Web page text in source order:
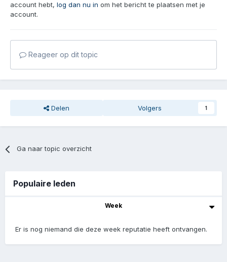
account hebt, log dan nu in om het bericht te plaatsen met je
account.
Reageer op dit topic
Delen Volgers 1
Ga naar topic overzicht
Populaire leden
Week
Er is nog niemand die deze week reputatie heeft ontvangen.